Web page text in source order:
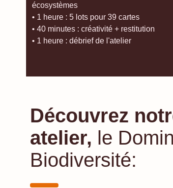
écosystèmes
• 1 heure : 5 lots pour 39 cartes
• 40 minutes : créativité + restitution
• 1 heure : débrief de l'atelier
Découvrez
atelier, le
Biodiversité: